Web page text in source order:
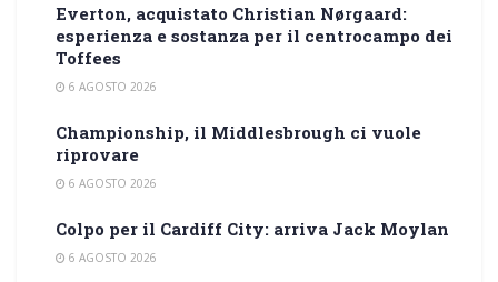
Everton, acquistato Christian Nørgaard:
esperienza e sostanza per il centrocampo dei
Toffees
6 AGOSTO 2026
Championship, il Middlesbrough ci vuole
riprovare
6 AGOSTO 2026
Colpo per il Cardiff City: arriva Jack Moylan
6 AGOSTO 2026